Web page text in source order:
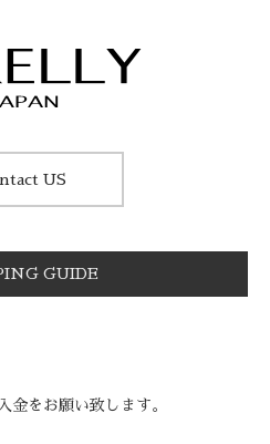
US
GUIDE
金をお願い致します。